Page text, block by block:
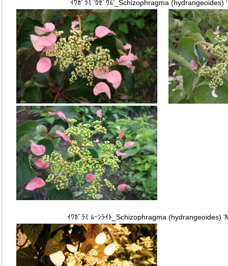
ｲﾜｶﾞﾗﾐ ‘ﾛｾﾞｳﾑ’_Schizophragma (hydrangeoides)
ｲﾜｶﾞﾗﾐ ﾑｰﾝﾗｲﾄ_Schizophragma (hydrangeoides)